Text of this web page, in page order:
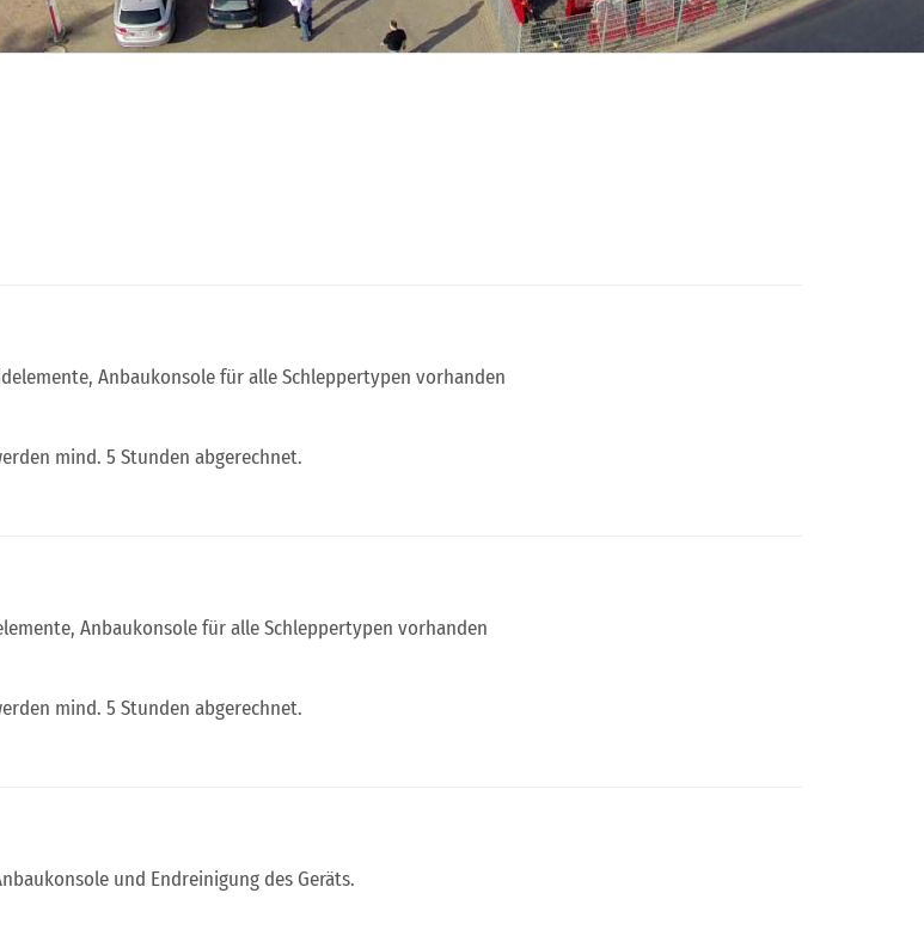
Anbaukonsole für alle Schleppertypen vorhanden
mind. 5 Stunden abgerechnet.
Anbaukonsole für alle Schleppertypen vorhanden
mind. 5 Stunden abgerechnet.
und Endreinigung des Geräts.